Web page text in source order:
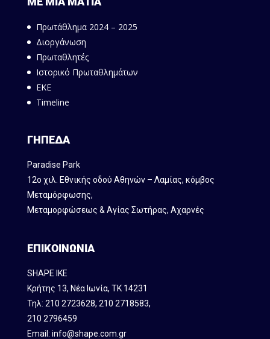
Πρωτάθλημα 2024 – 2025
Διοργάνωση
Πρωταθλητές
Ιστορικό Πρωταθλημάτων
ΕΚΕ
Timeline
ΓΗΠΕΔΑ
Paradise Park
12ο χιλ. Εθνικής οδού Αθηνών – Λαμίας, κόμβος
Mεταμόρφωσης,
Μεταμορφώσεως & Αγίας Σωτήρας, Αχαρνές
ΕΠΙΚΟΙΝΩΝΙΑ
SHAPE IKE
Κρήτης 13, Νέα Ιωνία, ΤΚ 14231
Τηλ: 210 2723628, 210 2718583,
210 2796459
Email: info@shape.com.gr